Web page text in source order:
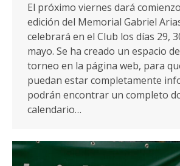
El próximo viernes dará
edición del Memorial Gabriel
celebrará en el Club los días 29,
mayo. Se ha creado un espacio
torneo en la página web, para
puedan estar completamente
podrán encontrar un completo
calendario…